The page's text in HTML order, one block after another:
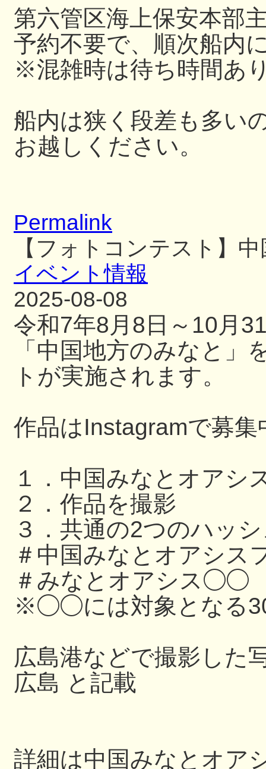
第六管区海上保安本部
予約不要で、順次船内
※混雑時は待ち時間あ
船内は狭く段差も多い
お越しください。
Permalink
【フォトコンテスト】
イベント情報
2025-08-08
令和7年8月8日～10月
「中国地方のみなと
トが実施されます。
作品はInstagramで募集
１．中国みなとオアシ
２．作品を撮影
３．共通の2つのハッ
＃中国みなとオアシス
＃みなとオアシス◯◯
※◯◯には対象となる
広島港などで撮影した
広島 と記載
詳細は中国みなとオア